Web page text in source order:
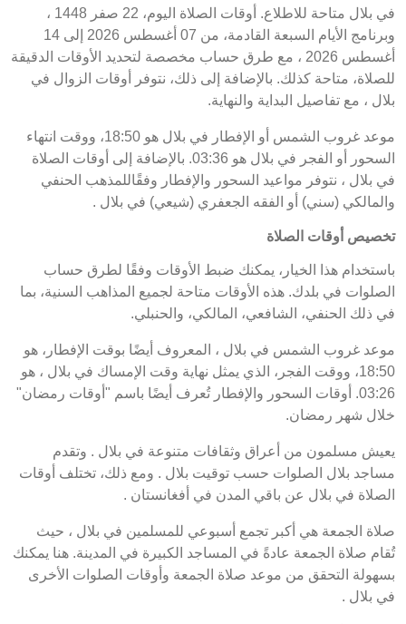
في بلال متاحة للاطلاع. أوقات الصلاة اليوم، 22 صفر 1448 ،
وبرنامج الأيام السبعة القادمة، من 07 أغسطس 2026 إلى 14
أغسطس 2026 ، مع طرق حساب مخصصة لتحديد الأوقات الدقيقة
للصلاة، متاحة كذلك. بالإضافة إلى ذلك، نتوفر أوقات الزوال في
بلال ، مع تفاصيل البداية والنهاية.
موعد غروب الشمس أو الإفطار في بلال هو 18:50، ووقت انتهاء
السحور أو الفجر في بلال هو 03:36. بالإضافة إلى أوقات الصلاة
في بلال ، نتوفر مواعيد السحور والإفطار وفقًاللمذهب الحنفي
والمالكي (سني) أو الفقه الجعفري (شيعي) في بلال .
تخصيص أوقات الصلاة
باستخدام هذا الخيار، يمكنك ضبط الأوقات وفقًا لطرق حساب
الصلوات في بلدك. هذه الأوقات متاحة لجميع المذاهب السنية، بما
في ذلك الحنفي، الشافعي، المالكي، والحنبلي.
موعد غروب الشمس في بلال ، المعروف أيضًا بوقت الإفطار، هو
18:50، ووقت الفجر، الذي يمثل نهاية وقت الإمساك في بلال ، هو
03:26. أوقات السحور والإفطار تُعرف أيضًا باسم "أوقات رمضان"
خلال شهر رمضان.
يعيش مسلمون من أعراق وثقافات متنوعة في بلال . وتقدم
مساجد بلال الصلوات حسب توقيت بلال . ومع ذلك، تختلف أوقات
الصلاة في بلال عن باقي المدن في أفغانستان .
صلاة الجمعة هي أكبر تجمع أسبوعي للمسلمين في بلال ، حيث
تُقام صلاة الجمعة عادةً في المساجد الكبيرة في المدينة. هنا يمكنك
بسهولة التحقق من موعد صلاة الجمعة وأوقات الصلوات الأخرى
في بلال .